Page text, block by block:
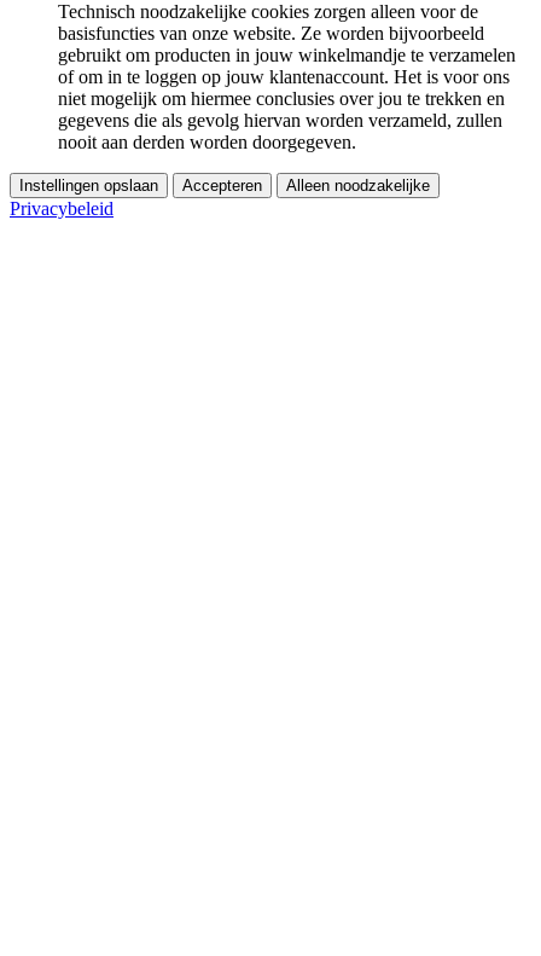
Technisch noodzakelijke cookies zorgen alleen voor de
basisfuncties van onze website. Ze worden bijvoorbeeld
gebruikt om producten in jouw winkelmandje te verzamelen
of om in te loggen op jouw klantenaccount. Het is voor ons
niet mogelijk om hiermee conclusies over jou te trekken en
gegevens die als gevolg hiervan worden verzameld, zullen
nooit aan derden worden doorgegeven.
Instellingen opslaan Accepteren Alleen noodzakelijke
Privacybeleid